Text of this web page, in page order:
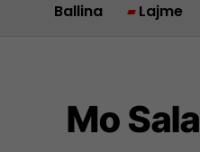
Ballina Lajme
Mo